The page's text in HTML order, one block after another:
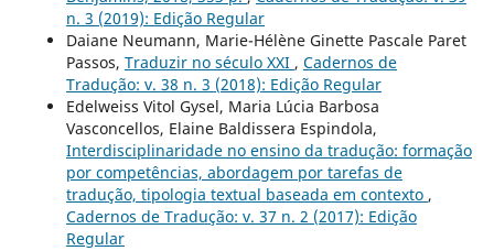
n. 3 (2019): Edição Regular
Daiane Neumann, Marie-Hélène Ginette Pascale Paret
Passos, Traduzir no século XXI , Cadernos de
Tradução: v. 38 n. 3 (2018): Edição Regular
Edelweiss Vitol Gysel, Maria Lúcia Barbosa
Vasconcellos, Elaine Baldissera Espindola,
Interdisciplinaridade no ensino da tradução: formação
por competências, abordagem por tarefas de
tradução, tipologia textual baseada em contexto ,
Cadernos de Tradução: v. 37 n. 2 (2017): Edição
Regular